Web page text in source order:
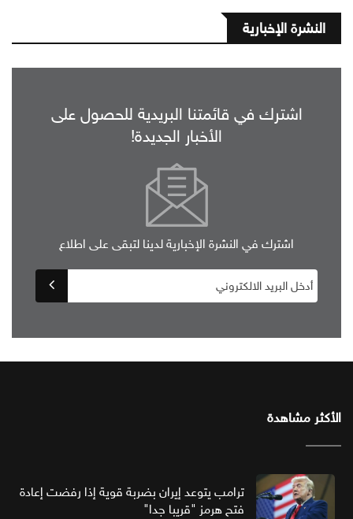
النشرة الإخبارية
اشترك في قائمتنا البريدية للحصول على
الأخبار الجديدة!
اشترك في النشرة الإخبارية لدينا لتبقى على اطلاع
الأكثر مشاهدة
ترامب يتوعد إيران بضربة قوية إذا رفضت إعادة
فتح هرمز "قريبا جدا"